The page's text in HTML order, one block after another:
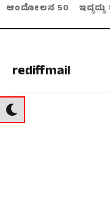
ಆಂದೋಲನ 50
rediffmail